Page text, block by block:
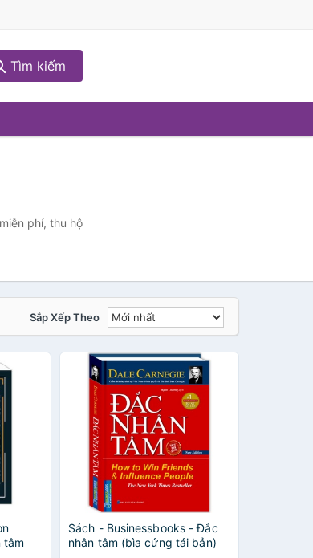
Tìm kiếm
phí, thu hộ
Sắp Xếp Theo
tâm
Sách - Businessbooks - Đắc
nhân tâm (bìa cứng tái bản)